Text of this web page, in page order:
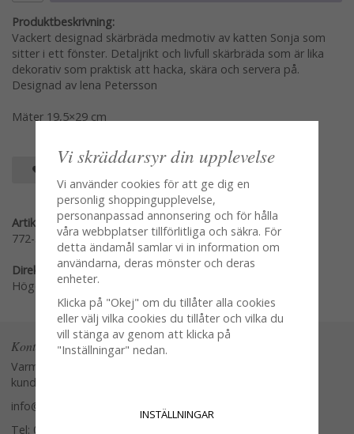
Produktbeskrivning:
Vackert designad skärbräda medmotiv av katten Sonja som
sitter i ett fönster. Detaljrikt och livfull skärbräda som är lika
dekorativ som praktisk att hacka, skära och servera på.
Designad av lena Petersson
Mäter 19,5×29 cm
Artikelnummer:
772-38
Direktlänk:
Högerklicka och kopiera adressen
Kontakta oss
Varmt välkommen att kontakta vår
kundtjänst.
info@glasverandan.se
Tel: 079-3495968
Vi skräddarsyr din upplevelse
Vi använder cookies för att ge dig en
personlig shoppingupplevelse,
personanpassad annonsering och för hålla
våra webbplatser tillförlitliga och säkra. För
detta ändamål samlar vi in information om
användarna, deras mönster och deras
enheter.
Klicka på "Okej" om du tillåter alla cookies
eller välj vilka cookies du tillåter och vilka du
vill stänga av genom att klicka på
"Inställningar" nedan.
INSTÄLLNINGAR